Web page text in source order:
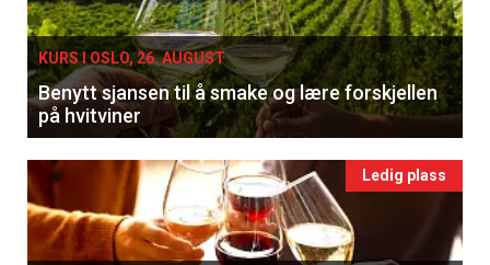
KURS I OSLO, 26. AUGUST
Benytt sjansen til å smake og lære forskjellen
på hvitviner
Ledig plass